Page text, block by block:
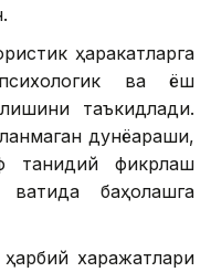
ҳаракатларга
ва ёш
таъкидлади.
дунёқараши,
танқидий фикрлаш
баҳолашга
харажатлари